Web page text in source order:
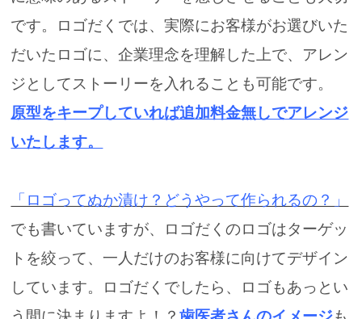
です。
ロゴだくでは、実際にお客様がお選びいた
だいたロゴに、企業理念を理解した上で、アレン
ジとしてストーリーを入れることも可能です。
原型をキープしていれば追加料金無しでアレンジ
いたします。
「ロゴってぬか漬け？どうやって作られるの？」
でも書いていますが、
ロゴだくのロゴはターゲッ
トを絞って、一人だけのお客様に向けてデザイン
しています。
ロゴだくでしたら、ロゴもあっとい